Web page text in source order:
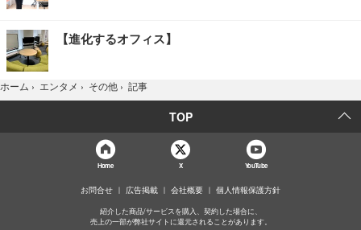
【進化するオフィス】
ホーム › エンタメ › その他 › 記事
TOP
Home X YouTube
お問合せ 広告掲載 会社概要 個人情報保護方針
紹介した商品/サービスを購入、契約した場合に、
売上の一部が弊社サイトに還元されることがあります。